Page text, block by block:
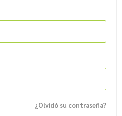
¿Olvidó su contraseña?